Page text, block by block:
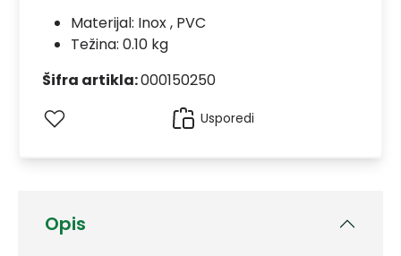
Opis
Materijal: Inox , PVC
Težina: 0.10 kg
Šifra artikla:000150250
Usporedi